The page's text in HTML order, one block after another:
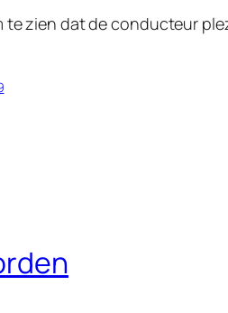
te zien dat de conducteur